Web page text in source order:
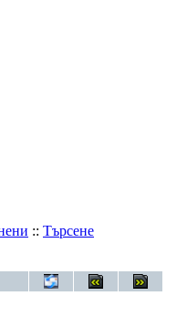
:: Търсене